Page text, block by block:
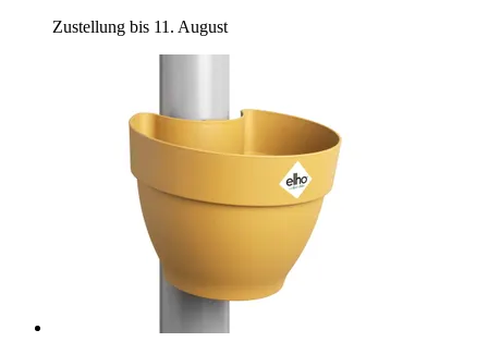
Zustellung bis 11. August